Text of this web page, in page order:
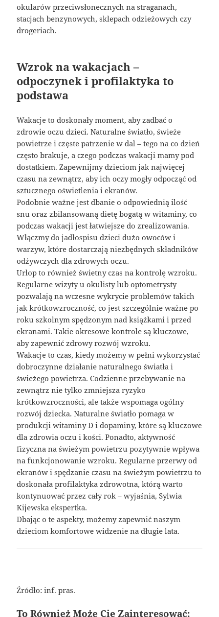
okularów przeciwsłonecznych na straganach,
stacjach benzynowych, sklepach odzieżowych czy
drogeriach.
Wzrok na wakacjach –
odpoczynek i profilaktyka to
podstawa
Wakacje to doskonały moment, aby zadbać o
zdrowie oczu dzieci. Naturalne światło, świeże
powietrze i częste patrzenie w dal – tego na co dzień
często brakuje, a czego podczas wakacji mamy pod
dostatkiem. Zapewnijmy dzieciom jak najwięcej
czasu na zewnątrz, aby ich oczy mogły odpocząć od
sztucznego oświetlenia i ekranów.
Podobnie ważne jest dbanie o odpowiednią ilość
snu oraz zbilansowaną dietę bogatą w witaminy, co
podczas wakacji jest łatwiejsze do zrealizowania.
Włączmy do jadłospisu dzieci dużo owoców i
warzyw, które dostarczają niezbędnych składników
odżywczych dla zdrowych oczu.
Urlop to również świetny czas na kontrolę wzroku.
Regularne wizyty u okulisty lub optometrysty
pozwalają na wczesne wykrycie problemów takich
jak krótkowzroczność, co jest szczególnie ważne po
roku szkolnym spędzonym nad książkami i przed
ekranami. Takie okresowe kontrole są kluczowe,
aby zapewnić zdrowy rozwój wzroku.
Wakacje to czas, kiedy możemy w pełni wykorzystać
dobroczynne działanie naturalnego światła i
świeżego powietrza. Codzienne przebywanie na
zewnątrz nie tylko zmniejsza ryzyko
krótkowzroczności, ale także wspomaga ogólny
rozwój dziecka. Naturalne światło pomaga w
produkcji witaminy D i dopaminy, które są kluczowe
dla zdrowia oczu i kości. Ponadto, aktywność
fizyczna na świeżym powietrzu pozytywnie wpływa
na funkcjonowanie wzroku. Regularne przerwy od
ekranów i spędzanie czasu na świeżym powietrzu to
doskonała profilaktyka zdrowotna, którą warto
kontynuować przez cały rok – wyjaśnia, Sylwia
Kijewska ekspertka.
Dbając o te aspekty, możemy zapewnić naszym
dzieciom komfortowe widzenie na długie lata.
Źródło: inf. pras.
To Również Może Cię Zainteresować: